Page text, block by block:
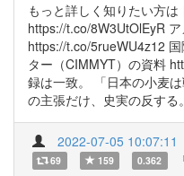
もっと詳しく知りたい方は
https://t.co/8W3UtOlEyR
https://t.co/5rueWU4z12
ター（CIMMYT）の資料
録は一致。 「日本の小麦
の主張だけ、史実の反する。
2022-07-05 10:07:11
69 159 0.362